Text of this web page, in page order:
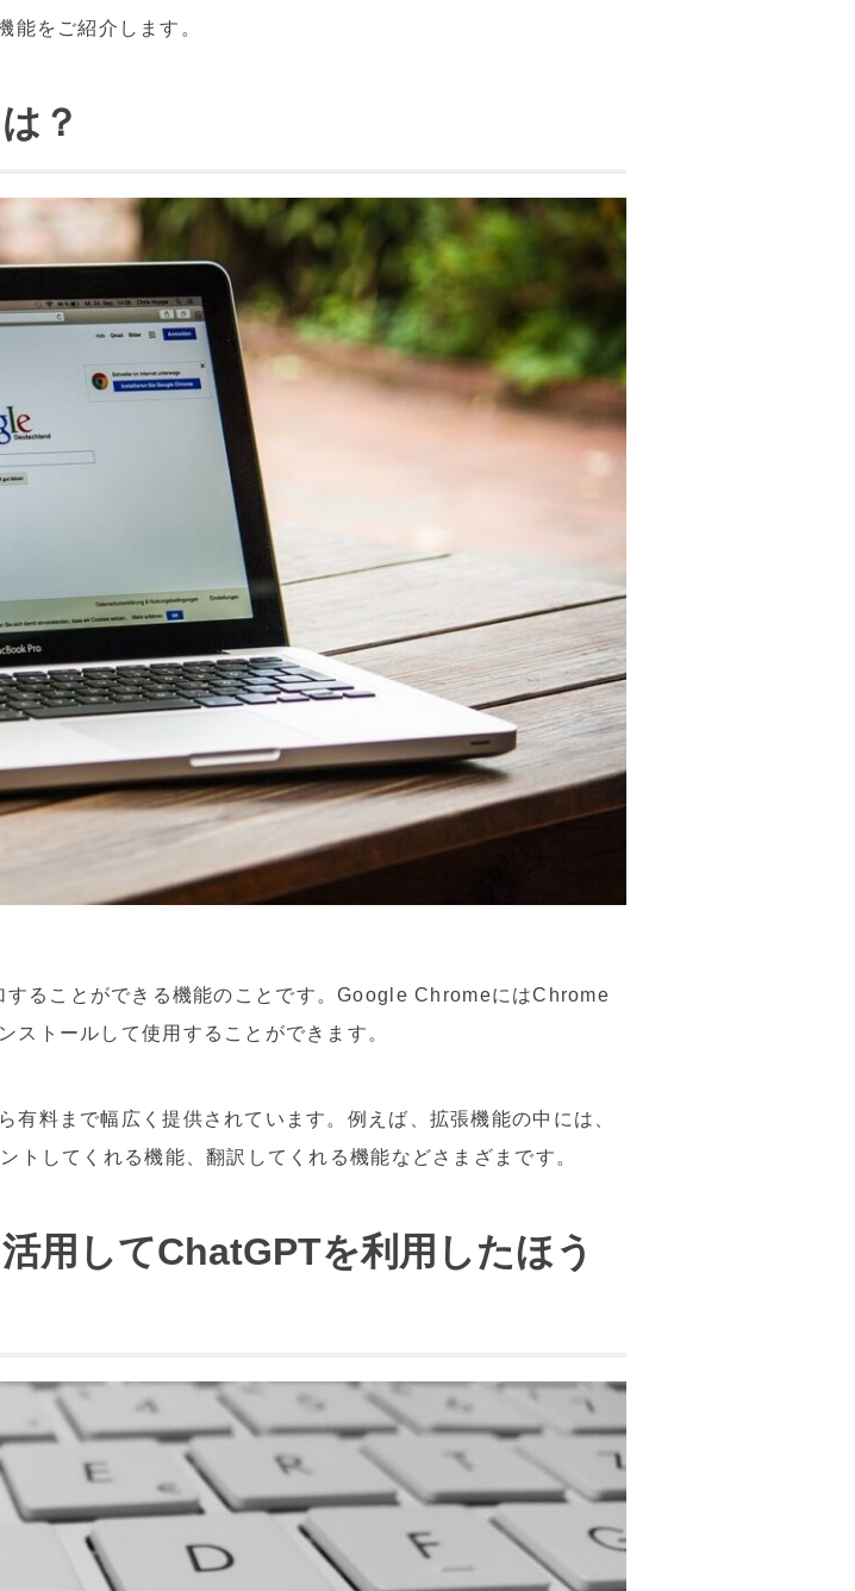
をご紹介します。
？
ることができる機能のことです。Google ChromeにはChrome
ストールして使用することができます。
料まで幅広く提供されています。例えば、拡張機能の中には、
してくれる機能、翻訳してくれる機能などさまざまです。
用してChatGPTを利用したほう